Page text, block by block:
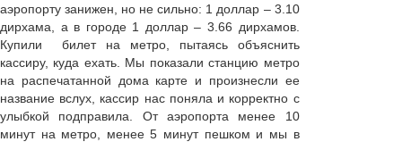
аэропорту занижен, но не сильно: 1 доллар – 3.10
дирхама, а в городе 1 доллар – 3.66 дирхамов.
Купили билет на метро, пытаясь объяснить
кассиру, куда ехать. Мы показали станцию метро
на распечатанной дома карте и произнесли ее
название вслух, кассир нас поняла и корректно с
улыбкой подправила. От аэропорта менее 10
минут на метро, менее 5 минут пешком и мы в